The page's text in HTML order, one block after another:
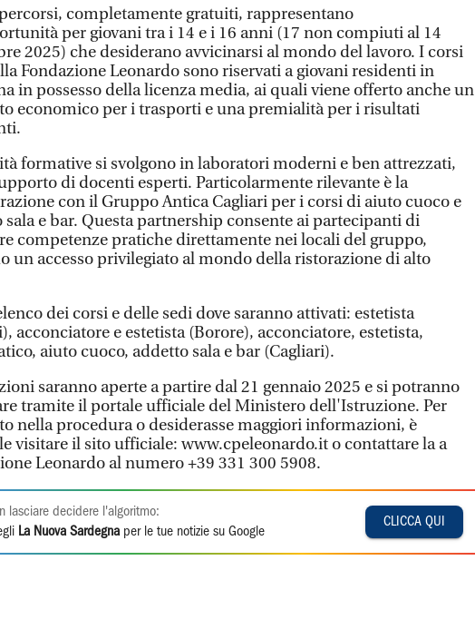
completamente gratuiti, rappresentano
per giovani tra i 14 e i 16 anni (17 non compiuti al 14
2025) che desiderano avvicinarsi al mondo del lavoro. I corsi
Fondazione Leonardo sono riservati a giovani residenti in
in possesso della licenza media, ai quali viene offerto anche un
economico per i trasporti e una premialità per i risultati
formative si svolgono in laboratori moderni e ben attrezzati,
di docenti esperti. Particolarmente rilevante è la
con il Gruppo Antica Cagliari per i corsi di aiuto cuoco e
sala e bar. Questa partnership consente ai partecipanti di
competenze pratiche direttamente nei locali del gruppo,
un accesso privilegiato al mondo della ristorazione di alto
dei corsi e delle sedi dove saranno attivati: estetista
acconciatore e estetista (Borore), acconciatore, estetista,
aiuto cuoco, addetto sala e bar (Cagliari).
saranno aperte a partire dal 21 gennaio 2025 e si potranno
tramite il portale ufficiale del Ministero dell'Istruzione. Per
nella procedura o desiderasse maggiori informazioni, è
visitare il sito ufficiale: www.cpeleonardo.it o contattare la a
Leonardo al numero +39 331 300 5908.
lasciare decidere l'algoritmo:
La Nuova Sardegna per le tue notizie su Google
CLICCA QUI